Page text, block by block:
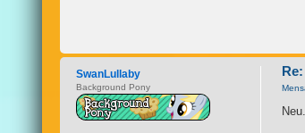
SwanLullaby
Background Pony